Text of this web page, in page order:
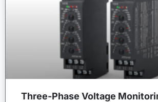
Three-Phase Voltage